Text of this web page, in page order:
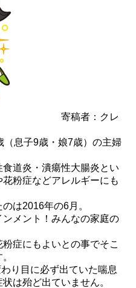
寄稿者：クレ
息子9歳・娘7歳）の主婦
道炎・潰瘍性大腸炎とい
粉症などアレルギーにも
は2016年の6月。
ンメント！みんなの家庭の
症にもよいとの事でそこ
り目に必ず出ていた喘息
は殆ど出ていません。